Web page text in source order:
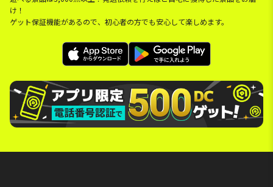
け！
ゲット保証機能があるので、初心者の方でも安心して楽しめます。